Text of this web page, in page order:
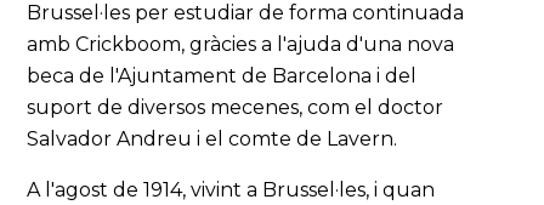
Brussel·les per estudiar de forma continuada
amb Crickboom, gràcies a l'ajuda d'una nova
beca de l'Ajuntament de Barcelona i del
suport de diversos mecenes, com el doctor
Salvador Andreu i el comte de Lavern.
A l'agost de 1914, vivint a Brussel·les, i quan